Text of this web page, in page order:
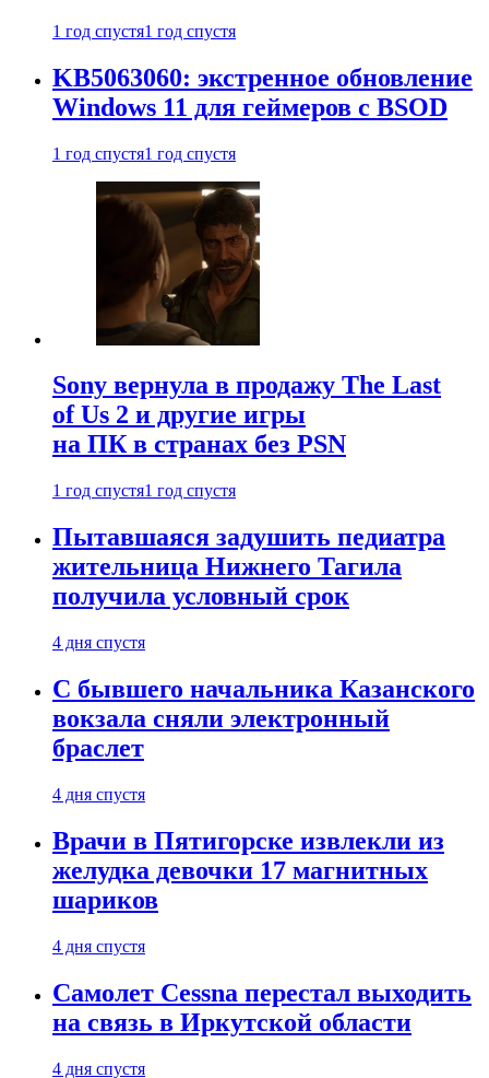
1 год спустя1 год спустя
KB5063060: экстренное обновление
Windows 11 для геймеров с BSOD
1 год спустя1 год спустя
Sony вернула в продажу The Last
of Us 2 и другие игры
на ПК в странах без PSN
1 год спустя1 год спустя
Пытавшаяся задушить педиатра
жительница Нижнего Тагила
получила условный срок
4 дня спустя
С бывшего начальника Казанского
вокзала сняли электронный
браслет
4 дня спустя
Врачи в Пятигорске извлекли из
желудка девочки 17 магнитных
шариков
4 дня спустя
Самолет Cessna перестал выходить
на связь в Иркутской области
4 дня спустя